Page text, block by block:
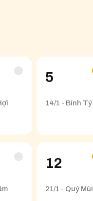
5
14/1 - Bính Tý
12
21/1 - Quý Mùi